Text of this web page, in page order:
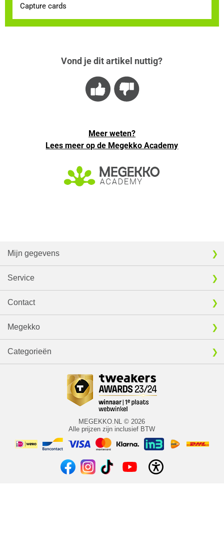
Capture cards
Vond je dit artikel nuttig?
Meer weten?
Lees meer op de Megekko Academy
Mijn gegevens
Service
Contact
Megekko
Categorieën
MEGEKKO.NL © 2026
Alle prijzen zijn inclusief BTW